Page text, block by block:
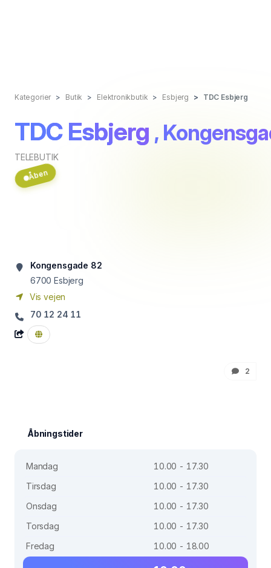
Kategorier Butik Elektronikbutik Esbjerg TDC Esbjerg
TDC Esbjerg ,
TELEBUTIK
Åben
Kongensgade 82
6700 Esbjerg
Vis vejen
70 12 24 11
2
Åbningstider
Mandag
10.00 - 17.30
Tirsdag
10.00 - 17.30
Onsdag
10.00 - 17.30
Torsdag
10.00 - 17.30
Fredag
10.00 - 18.00